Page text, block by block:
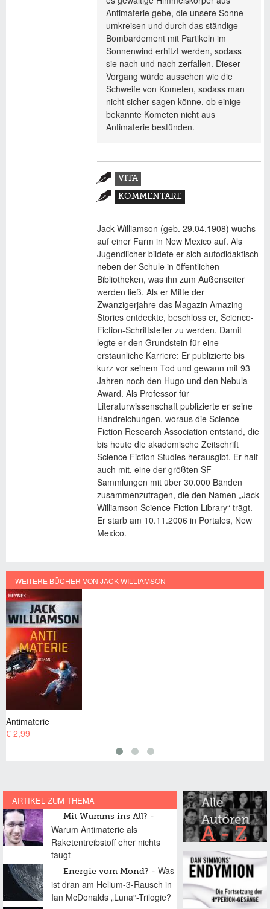
Antimaterie gebe, die unsere Sonne
umkreisen und durch das ständige
Bombardement mit Partikeln im
Sonnenwind erhitzt werden, sodass
sie nach und nach zerfallen. Dieser
Vorgang würde aussehen wie die
Schweife von Kometen, sodass man
nicht sicher sagen könne, ob einige
bekannte Kometen nicht aus
Antimaterie bestünden.
Zusatzmaterial
VITA
(AKTIVER
REITER)
KOMMENTARE
Jack Williamson (geb. 29.04.1908) wuchs
auf einer Farm in New Mexico auf. Als
Jugendlicher bildete er sich autodidaktisch
neben der Schule in öffentlichen
Bibliotheken, was ihn zum Außenseiter
werden ließ. Als er Mitte der
Zwanzigerjahre das Magazin Amazing
Stories entdeckte, beschloss er, Science-
Fiction-Schriftsteller zu werden. Damit
legte er den Grundstein für eine
erstaunliche Karriere: Er publizierte bis
kurz vor seinem Tod und gewann mit 93
Jahren noch den Hugo und den Nebula
Award. Als Professor für
Literaturwissenschaft publizierte er seine
Handreichungen, woraus die Science
Fiction Research Association entstand, die
bis heute die akademische Zeitschrift
Science Fiction Studies herausgibt. Er half
auch mit, eine der größten SF-
Sammlungen mit über 30.000 Bänden
zusammenzutragen, die den Namen „Jack
Williamson Science Fiction Library“ trägt.
Er starb am 10.11.2006 in Portales, New
Mexico.
WEITERE BÜCHER VON JACK WILLIAMSON
ARTIKEL ZUM THEMA
Mit Wumms ins All?
Warum Antimaterie als
Raketentreibstoff eher nichts
taugt
Energie vom Mond?
Was
ist dran am Helium-3-Rausch in
Ian McDonalds „Luna“-Trilogie?